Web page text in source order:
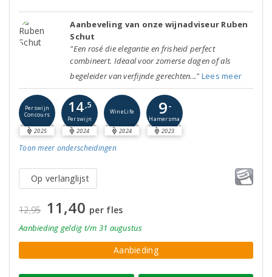
Aanbeveling van onze wijnadviseur Ruben
Schut
"Een rosé die elegantie en frisheid perfect
combineert. Ideaal voor zomerse dagen of als
begeleider van verfijnde gerechten..." Lees meer
Perswijn
Concours
2025
14,5
Perswijn
2024
WineLife
2024
9-
Hamersma
2023
Toon meer onderscheidingen
Op verlanglijst
12,95 11,40 per fles
Aanbieding geldig t/m 31 augustus
Aanbieding